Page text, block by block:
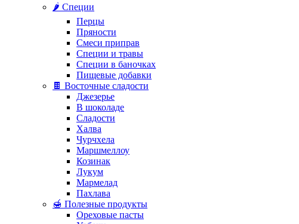
🌶️ Специи
Перцы
Пряности
Смеси приправ
Специи и травы
Специи в баночках
Пищевые добавки
🍫 Восточные сладости
Джезерье
В шоколаде
Сладости
Халва
Чурчхела
Маршмеллоу
Козинак
Лукум
Мармелад
Пахлава
🍯 Полезные продукты
Ореховые пасты